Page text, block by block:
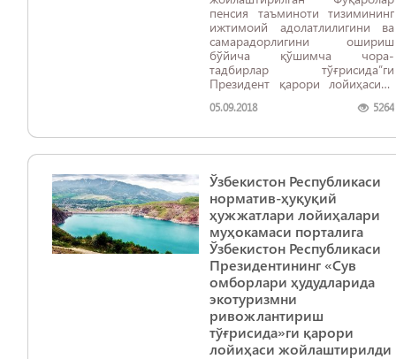
пенсия таъминоти тизимининг
ижтимоий адолатлилигини ва
самарадорлигини ошириш
бўйича қўшимча чора-
тадбирлар тўғрисида”ги
Президент қарори лойиҳасида
05.09.2018 5264
Ўзбекистон Республикаси
норматив-ҳуқуқий
ҳужжатлари лойиҳалари
муҳокамаси порталига
Ўзбекистон Республикаси
Президентининг «Сув
омборлари ҳудудларида
экотуризмни
ривожлантириш
тўғрисида»ги қарори
лойиҳаси жойлаштирилди